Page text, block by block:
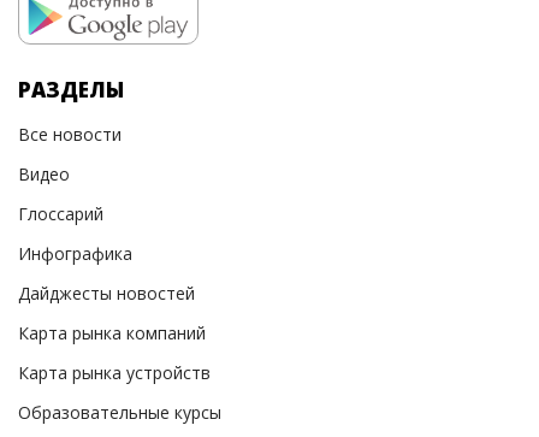
РАЗДЕЛЫ
Все новости
Видео
Глоссарий
Инфографика
Дайджесты новостей
Карта рынка компаний
Карта рынка устройств
Образовательные курсы